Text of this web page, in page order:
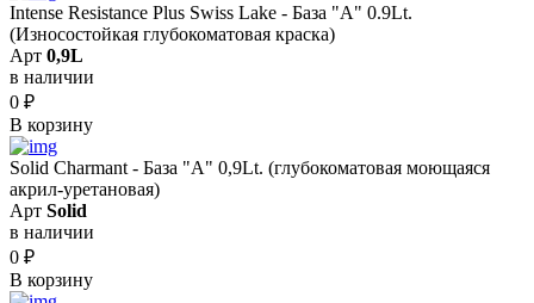
Intense Resistance Plus Swiss Lake - База "A" 0.9Lt.
(Износостойкая глубокоматовая краска)
Арт 0,9L
в наличии
0 ₽
В корзину
Solid Сharmant - База "А" 0,9Lt. (глубокоматовая моющаяся
акрил-уретановая)
Арт Solid
в наличии
0 ₽
В корзину